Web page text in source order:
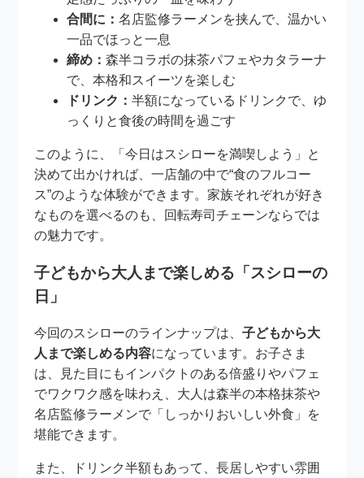
合間に：名店監修ラーメンを挟んで、温かい
一品でほっと一息
締め：森半コラボの抹茶パフェやカタラーナ
で、本格和スイーツを楽しむ
ドリンク：半額になっているドリンクで、ゆ
っくりと食後の時間を過ごす
このように、「今日はスシローを満喫しよう」と
決めて出かければ、一店舗の中で“食のフルコー
ス”のような体験ができます。家族それぞれが好き
なものを選べるのも、回転寿司チェーンならでは
の魅力です。
子どもから大人まで楽しめる「スシローの
日」
今回のスシローのラインナップは、子どもから大
人まで楽しめる内容になっています。お子さま
は、見た目にもインパクトのある倍盛りやパフェ
でワクワク感を味わえ、大人は森半の本格抹茶や
名店監修ラーメンで「しっかりおいしい外食」を
堪能できます。
また、ドリンク半額もあって、長居しやすい雰囲